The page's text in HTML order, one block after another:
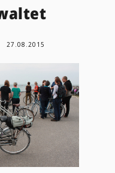
27.08.2015